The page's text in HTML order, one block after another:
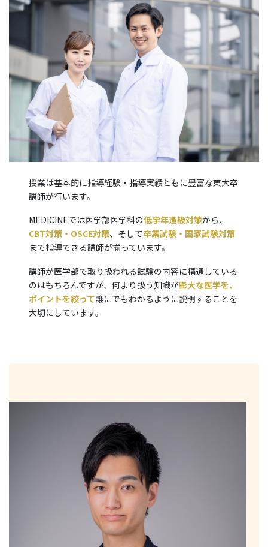
授業は基本的に指導経験・指導実績ともに豊富な東大卒
講師が行います。
MEDICINEでは医学部医学科の低学年進級対策から、
CBT対策・OSCE対策、そして卒業試験・国家試験対策
まで指導できる講師が揃っています。
講師が医学部で取り扱われる試験の内容に精通している
のはもちろんですが、何より扱う知識が膨大な医学を、
ポイントを絞って誰にでもわかるように説明することを
大切にしています。